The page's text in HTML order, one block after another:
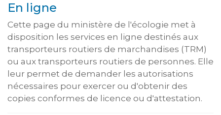
En ligne
Cette page du ministère de l'écologie met à
disposition les services en ligne destinés aux
transporteurs routiers de marchandises (TRM)
ou aux transporteurs routiers de personnes. Elle
leur permet de demander les autorisations
nécessaires pour exercer ou d'obtenir des
copies conformes de licence ou d'attestation.